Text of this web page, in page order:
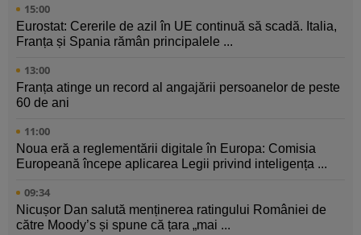
15:00
Eurostat: Cererile de azil în UE continuă să scadă. Italia,
Franța și Spania rămân principalele ...
13:00
Franța atinge un record al angajării persoanelor de peste
60 de ani
11:00
Noua eră a reglementării digitale în Europa: Comisia
Europeană începe aplicarea Legii privind inteligența ...
09:34
Nicușor Dan salută menținerea ratingului României de
către Moody’s și spune că țara „mai ...